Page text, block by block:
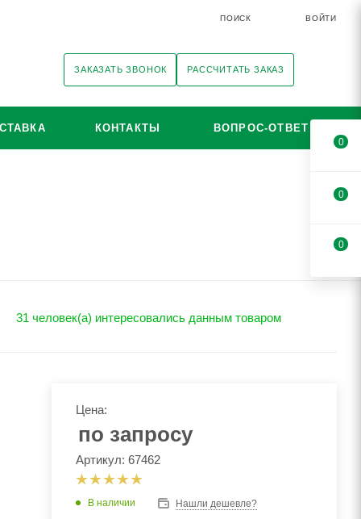
ПОИСК ВОЙТИ
ЗАКАЗАТЬ ЗВОНОК РАССЧИТАТЬ ЗАКАЗ
КОНТАКТЫ ВОПРОС-ОТВЕТ
31 человек(а) интересовались данным товаром
Цена:
по запросу
Артикул: 67462
В наличии Нашли дешевле?
0
0
0